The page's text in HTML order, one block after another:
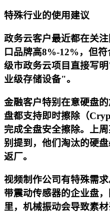
特殊行业的使用建议
政务云客户最近都在关
口品牌高8%-12%，但
级市政务云项目直接写
业级存储设备"。
金融客户特别在意硬盘
盘都支持即时擦除（
完成全盘安全擦除。上
别提到，他们淘汰的硬
返厂。
视频制作公司有特殊需
带震动传感器的企业盘
里，机械振动会导致素